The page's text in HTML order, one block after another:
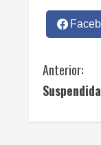
S
i
g
Anterior: